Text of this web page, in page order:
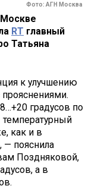
Фото: АГН Москва
RT главный
Татьяна
к улучшению
градусов по
как и в
— пояснила
Поздняковой,
а в